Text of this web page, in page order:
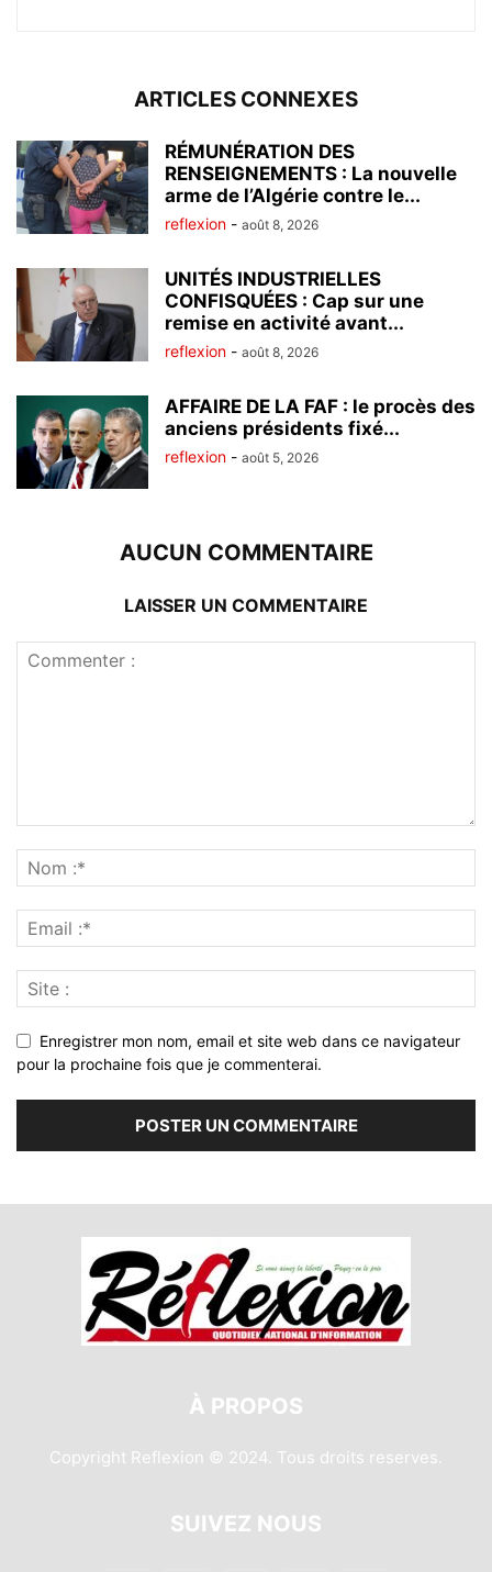
ARTICLES CONNEXES
RÉMUNÉRATION DES
RENSEIGNEMENTS : La nouvelle
arme de l’Algérie contre le...
reflexion - août 8, 2026
UNITÉS INDUSTRIELLES
CONFISQUÉES : Cap sur une
remise en activité avant...
reflexion - août 8, 2026
AFFAIRE DE LA FAF : le procès des
anciens présidents fixé...
reflexion - août 5, 2026
AUCUN COMMENTAIRE
LAISSER UN COMMENTAIRE
Enregistrer mon nom, email et site web dans ce navigateur
pour la prochaine fois que je commenterai.
À PROPOS
Copyright Reflexion © 2024. Tous droits reserves.
SUIVEZ NOUS